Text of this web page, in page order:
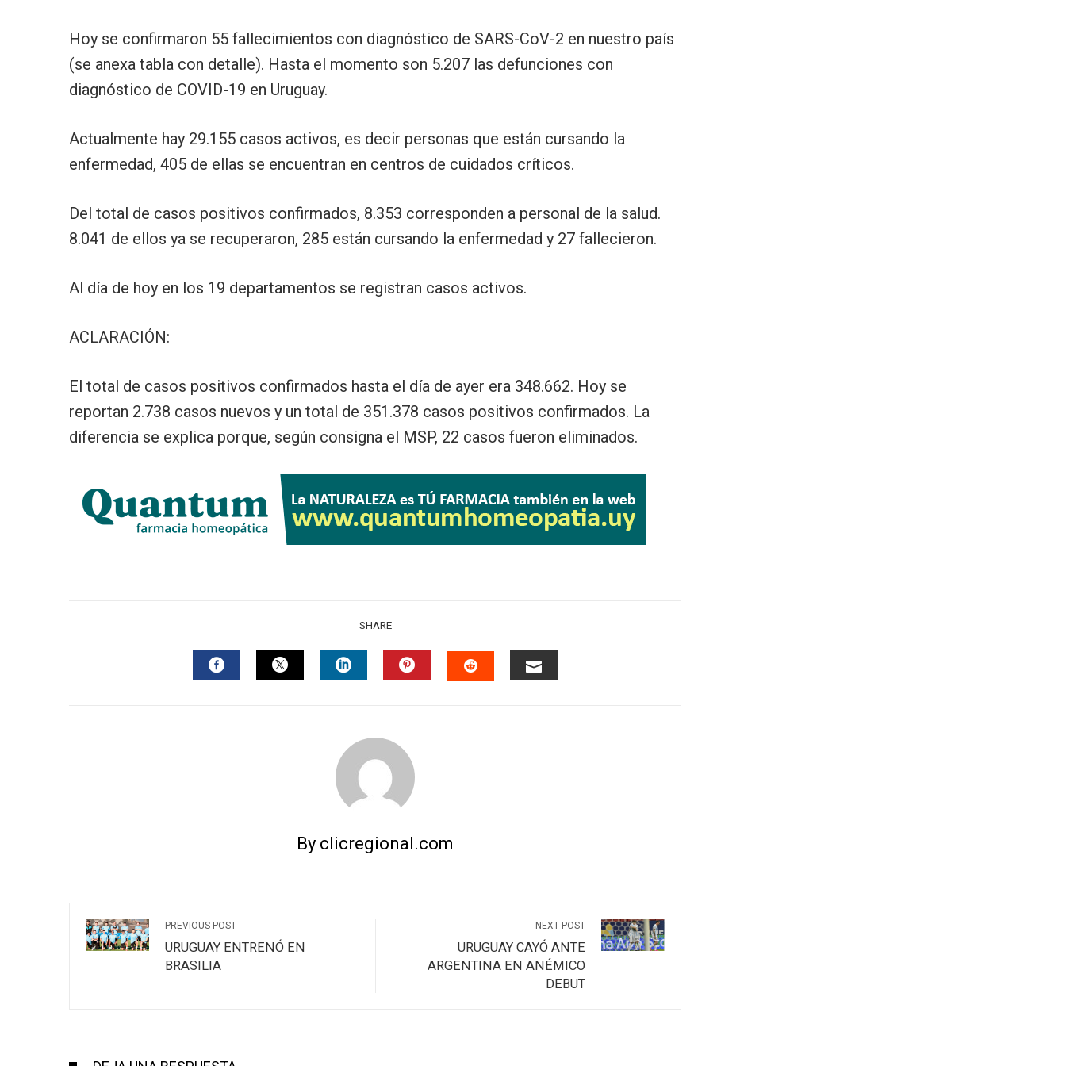
Hoy se confirmaron 55 fallecimientos con diagnóstico de SARS-CoV-2 en nuestro país
(se anexa tabla con detalle). Hasta el momento son 5.207 las defunciones con
diagnóstico de COVID-19 en Uruguay.
Actualmente hay 29.155 casos activos, es decir personas que están cursando la
enfermedad, 405 de ellas se encuentran en centros de cuidados críticos.
Del total de casos positivos confirmados, 8.353 corresponden a personal de la salud.
8.041 de ellos ya se recuperaron, 285 están cursando la enfermedad y 27 fallecieron.
Al día de hoy en los 19 departamentos se registran casos activos.
ACLARACIÓN:
El total de casos positivos confirmados hasta el día de ayer era 348.662. Hoy se
reportan 2.738 casos nuevos y un total de 351.378 casos positivos confirmados. La
diferencia se explica porque, según consigna el MSP, 22 casos fueron eliminados.
SHARE
By clicregional.com
PREVIOUS POST
URUGUAY ENTRENÓ EN
BRASILIA
NEXT POST
URUGUAY CAYÓ ANTE
ARGENTINA EN ANÉMICO
DEBUT